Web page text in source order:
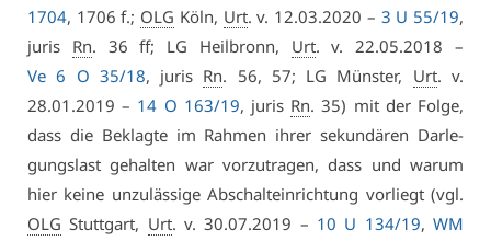
1704, 1706 f.; OLG Köln, Urt. v. 12.03.2020 – 3 U 55/19,
ju­ris Rn. 36 ff; LG Heil­bronn, Urt. v. 22.05.2018 –
Ve 6 O 35/18, ju­ris Rn. 56, 57; LG Müns­ter, Urt. v.
28.01.2019 – 14 O 163/19, ju­ris Rn. 35) mit der Fol­ge,
dass die Be­klag­te im Rah­men ih­rer se­kun­dä­ren Dar­le­
gungs­last ge­hal­ten war vor­zu­tra­gen, dass und war­um
hier kei­ne un­zu­läs­si­ge Ab­schalt­ein­rich­tung vor­liegt (vgl.
OLG Stutt­gart, Urt. v. 30.07.2019 – 10 U 134/19,WM